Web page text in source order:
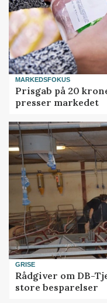
MARKEDSFOKUS
Prisgab på 20
presser markedet
GRISE
Rådgiver om DB-
store besparelser